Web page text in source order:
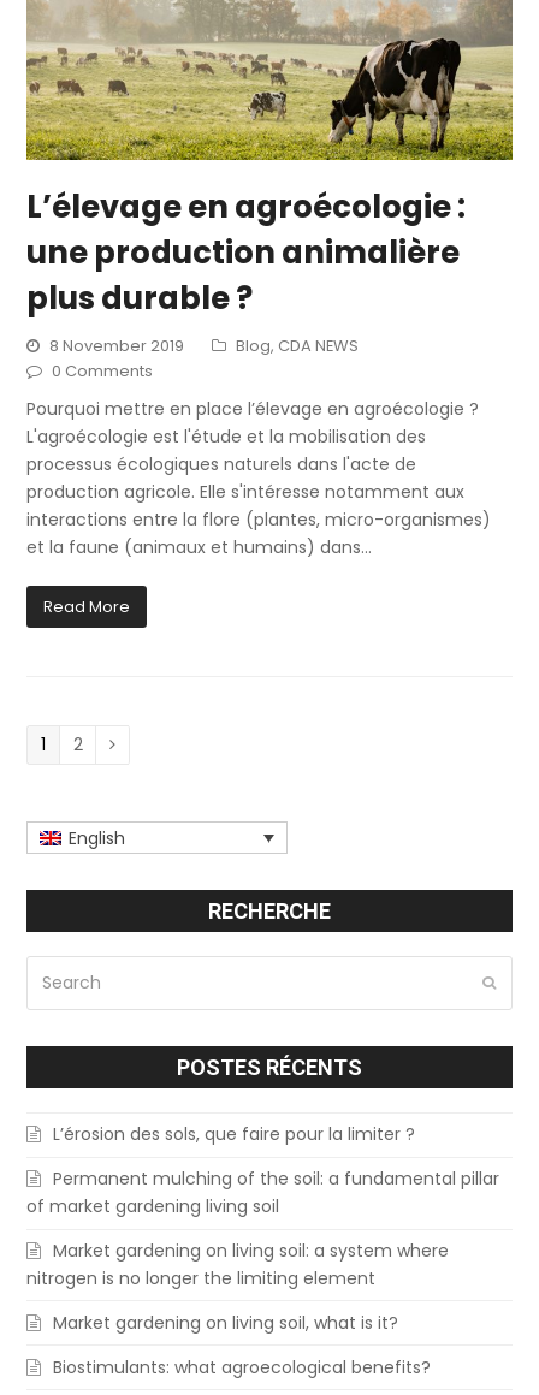
L’élevage en agroécologie :
une production animalière
plus durable ?
8 November 2019 Blog, CDA NEWS
0 Comments
Pourquoi mettre en place l’élevage en agroécologie ?
L'agroécologie est l'étude et la mobilisation des
processus écologiques naturels dans l'acte de
production agricole. Elle s'intéresse notamment aux
interactions entre la flore (plantes, micro-organismes)
et la faune (animaux et humains) dans…
Read More
Page
1 Page
2
English
RECHERCHE
POSTES RÉCENTS
L’érosion des sols, que faire pour la limiter ?
Permanent mulching of the soil: a fundamental pillar
of market gardening living soil
Market gardening on living soil: a system where
nitrogen is no longer the limiting element
Market gardening on living soil, what is it?
Biostimulants: what agroecological benefits?